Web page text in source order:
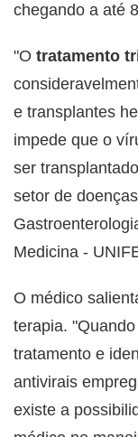
chegando a até
"O tratamento
e transplantes
impede que o
ser
setor de
Medicina -
O médico
terapia.
tratamento e
antivirais
existe a